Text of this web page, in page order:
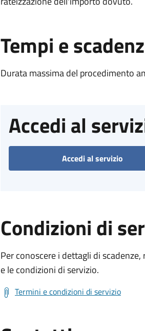
Tempi e
Durata massima del procedimento
Accedi al
Accedi al servizio
Condizioni di
Per conoscere i dettagli di
e le condizioni di servizio.
Termini e condizioni di servizio